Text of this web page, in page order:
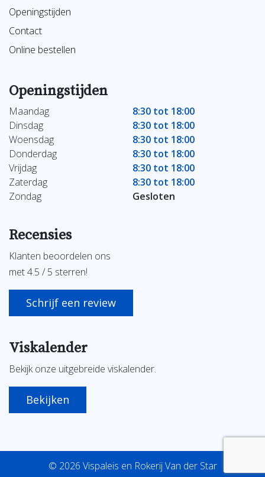
Openingstijden
Contact
Online bestellen
Openingstijden
Maandag
8:30 tot 18:00
Dinsdag
8:30 tot 18:00
Woensdag
8:30 tot 18:00
Donderdag
8:30 tot 18:00
Vrijdag
8:30 tot 18:00
Zaterdag
8:30 tot 18:00
Zondag
Gesloten
Recensies
Klanten beoordelen ons
met 4.5 / 5 sterren!
Schrijf een review
Viskalender
Bekijk onze uitgebreide viskalender.
Bekijken
© 2026 Vispaleis en Rokerij Van der Star